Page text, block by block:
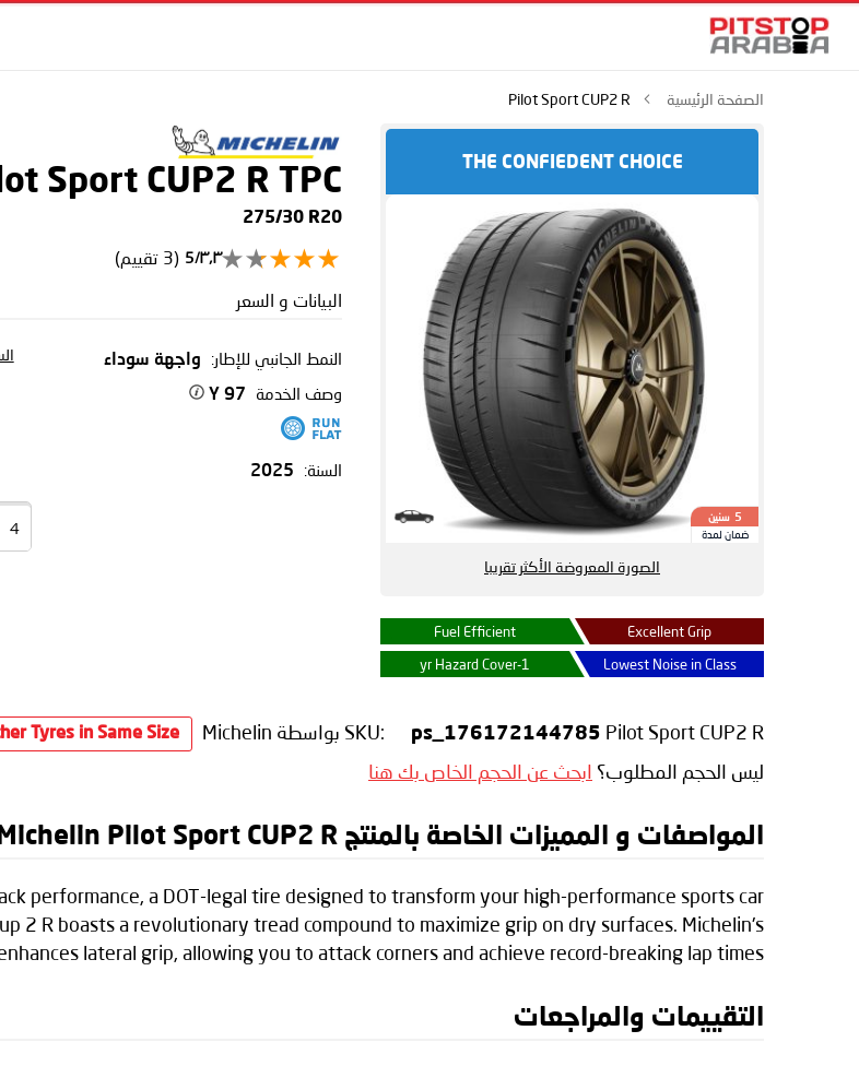
الصفحة الرئيسية Pilot Sport CUP2 R
Sport CUP2 R TPC
275/30 R20
٣٫٣/5 (3 تقييم)
THE CONFIEDENT CHOICE
5 سنين
ضمان لمدة
الصورة المعروضة الأكثر تقريبا
Excellent Grip
Fuel Efficient
Lowest Noise in Class
1-yr Hazard Cover
البيانات و السعر
النمط الجانبي للإطار: واجهة سوداء
وصف الخدمة 97 Y
السنة: 2025
SKU: ps_176172144785 Pilot Sport CUP2 R بواسطة Michelin Tyres in Same Size
ليس الحجم المطلوب؟ ابحث عن الحجم الخاص بك هنا
المواصفات و المميزات الخاصة بالمنتج Michelin Pilot Sport CUP2 R
performance, a DOT-legal tire designed to transform your high-performance sports car
2 R boasts a revolutionary tread compound to maximize grip on dry surfaces. Michelin's
lateral grip, allowing you to attack corners and achieve record-breaking lap times.
التقييمات والمراجعات